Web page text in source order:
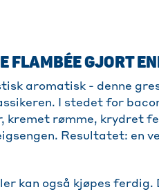
FLAMBÉE GJORT
aromatisk - denne
I stedet for
kremet rømme, krydret
Resultatet: en
kan også kjøpes